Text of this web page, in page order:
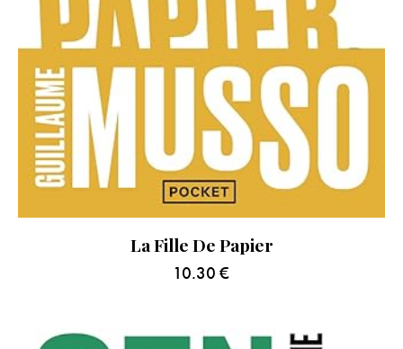
La Fille De Papier
10.30 €